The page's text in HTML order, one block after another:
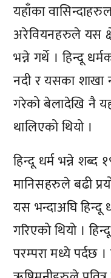
यहाँका
अरेवियनहरुले यस
भन्ने गर्थे । हिन्दू
नदी र यसका शाखा
गरेको बेलादेखि नै
थालिएको थियो ।
हिन्दू धर्म भन्ने शब्द
मानिसहरुले बढी
यस भन्दाअघि हिन्दू
गरिएको थियो ।
परम्परा मध्ये पर्दछ